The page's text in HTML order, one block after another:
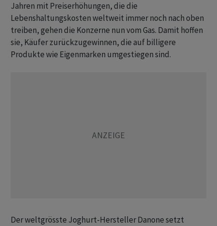
Jahren mit Preiserhöhungen, die die
Lebenshaltungskosten weltweit immer noch nach oben
treiben, gehen die Konzerne nun vom Gas. Damit hoffen
sie, Käufer zurückzugewinnen, die auf billigere
Produkte wie Eigenmarken umgestiegen sind.
Der weltgrösste Joghurt-Hersteller Danone setzt